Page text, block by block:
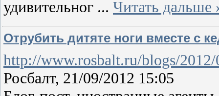
удивительног ... Читать дальше
Отрубить дитяте ноги вместе с
http://www.rosbalt.ru/blogs/
Росбалт, 21/09/2012 15:05